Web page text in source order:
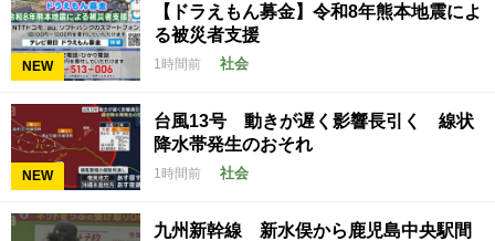
NEW
【ドラえもん募金】令和8年熊本地震によ
る被災者支援
1時間前 社会
NEW
台風13号 動きが遅く影響長引く 線状
降水帯発生のおそれ
1時間前 社会
九州新幹線 新水俣から鹿児島中央駅間